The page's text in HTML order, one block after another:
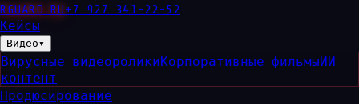
RGUARD .RU+7 927 341-22-52
Кейсы
Видео▾
Вирусные видеороликиКорпоративные фильмыИИ
контент
Продюсирование